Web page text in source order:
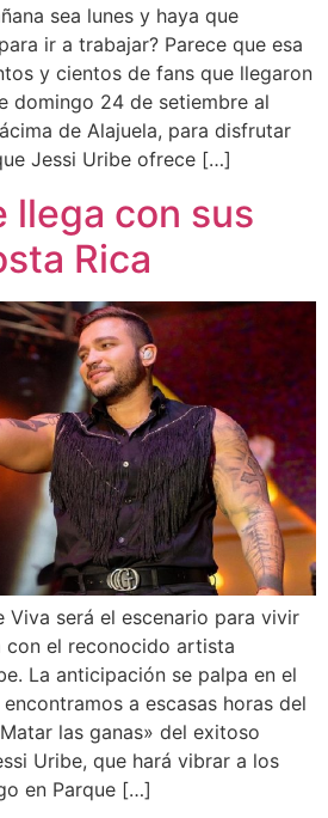
sea lunes y haya que
ir a trabajar? Parece que esa
y cientos de fans que llegaron
domingo 24 de setiembre al
de Alajuela, para disfrutar
Jessi Uribe ofrece […]
llega con sus
Rica
Viva será el escenario para vivir
con el reconocido artista
La anticipación se palpa en el
a escasas horas del
las ganas» del exitoso
Uribe, que hará vibrar a los
en Parque […]